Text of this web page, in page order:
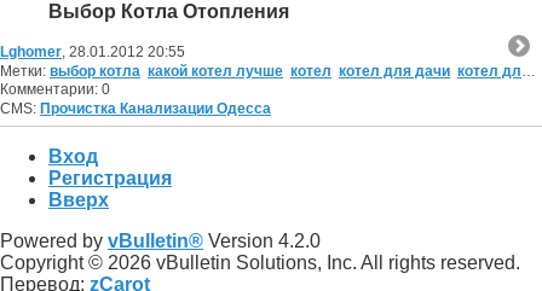
Выбор Котла Отопления
Lghomer, 28.01.2012 20:55
Метки: выбор котла какой котел лучше котел котел для дачи котел для дома
Комментарии: 0
CMS: Прочистка Канализации Одесса
Вход
Регистрация
Вверх
Powered by vBulletin® Version 4.2.0
Copyright © 2026 vBulletin Solutions, Inc. All rights reserved.
Перевод: zCarot